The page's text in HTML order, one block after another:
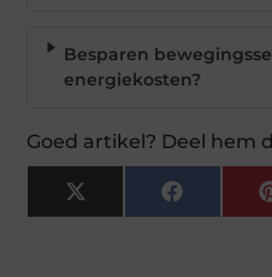
Besparen
energiekosten?
Goed artikel? Deel hem
X
(Twitter)
Facebook